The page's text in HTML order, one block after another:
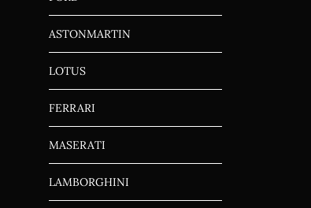
ASTONMARTIN
LOTUS
FERRARI
MASERATI
LAMBORGHINI